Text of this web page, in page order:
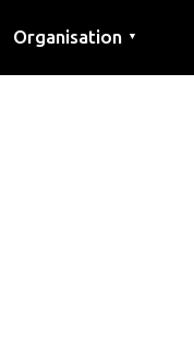
Organisation ▼